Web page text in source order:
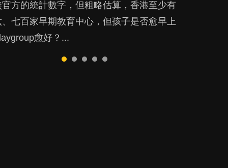
官方的統計數字，但粗略估算，香港至少有
、七百家早期教育中心，但孩子是否愈早上
愈好？...
以遊戲方式學習，學術能力和自制能力亦明
比其他小朋友優勝，到底這課程有何特別之
？...
，或傷害小朋友的念頭。但為何爸爸患上產
抑鬱往往難以察覺？...
，還是在職好。雖說每個家庭都有自己的獨
狀況和考慮因素，但原來全職和在職媽媽所
育的子女其實都各有擅長。...
旦養成吮手指的習慣，大個就很難戒，但原
一刀切阻止他們放東西入口，隨時會影響孩
的身心發展？...